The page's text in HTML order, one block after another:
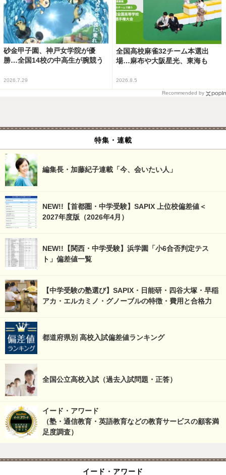
砂金甲子園、神戸女学院が優
勝…全国14校の中高生が腕競う
2026.7.29
全国高校麻雀32チーム本選出
場…麻布や大阪星光、東海も
2026.8.5
Recommended by
特集・連載
編集長・加藤紀子連載「今、会いたい人」
NEW!!【首都圏・中学受験】SAPIX 上位校偏差値＜
2027年度版（2026年4月）
NEW!!【関西・中学受験】浜学園「小6合否判定テス
ト」偏差値一覧
【中学受験の塾選び】SAPIX・日能研・四谷大塚・早稲
アカ・エルカミノ・グノーブルの特徴・費用と合格力
都道府県別 高校入試偏差値ランキング
全国公立高校入試（過去入試問題・正答）
イード・アワード
（塾・通信教育・英語教育などの教育サービスの顧客満
足度調査）
イード・アワード